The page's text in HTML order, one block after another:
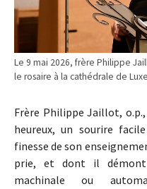
Le 9 mai 2026, frère Philippe
le rosaire à la cathédrale de
Frère Philippe Jaillot,
heureux, un sourire
finesse de son
prie, et dont il
machinale ou